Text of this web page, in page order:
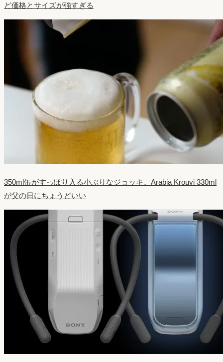
ど価格とサイズが強すぎる
350ml缶がすっぽり入る小ぶりなジョッキ。Arabia Krouvi 330ml
が父の日にちょうどいい